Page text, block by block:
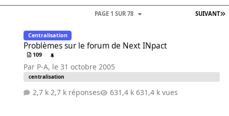
SUIVANT
PAGE 1 SUR 78
Centralisation
Problèmes sur le forum de Next INpact
109
Par P-A, le 31 octobre 2005
centralisation
2,7 k réponses 631,4 k vues